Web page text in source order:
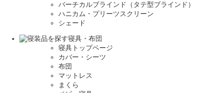
バーチカルブラインド（タテ型ブラインド）
ハニカム・プリーツスクリーン
シェード
寝具・布団
寝具トップページ
カバー・シーツ
布団
マットレス
まくら